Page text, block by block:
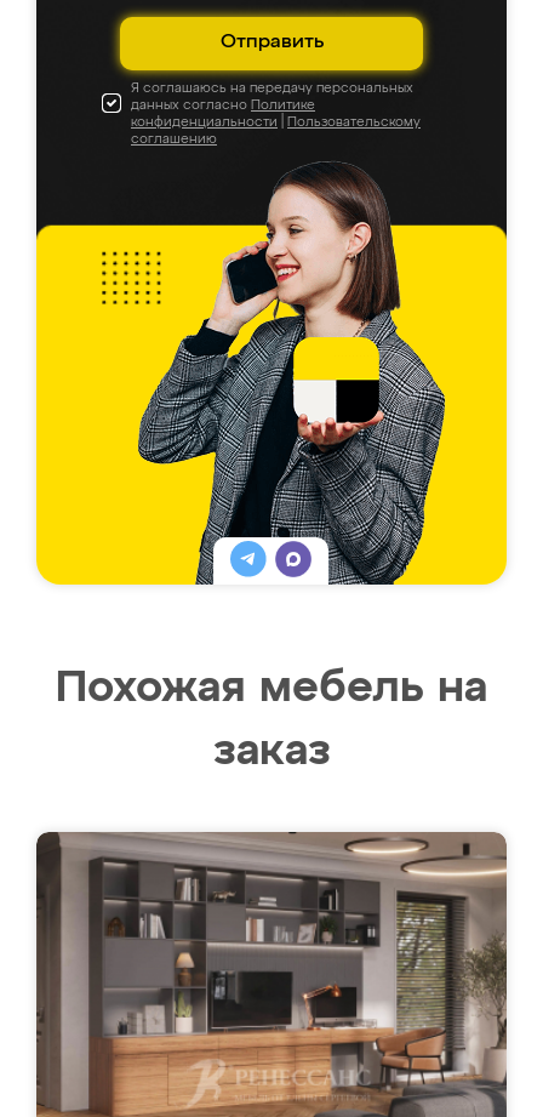
Отправить
Я соглашаюсь на передачу персональных
данных согласно Политике
конфиденциальности
Пользовательскому
соглашению
Похожая мебель на
заказ